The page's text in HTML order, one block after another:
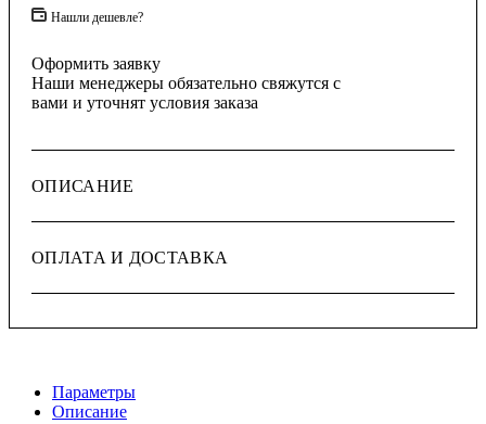
Нашли дешевле?
Оформить заявку
Наши менеджеры обязательно свяжутся с
вами и уточнят условия заказа
ОПИСАНИЕ
ОПЛАТА И ДОСТАВКА
Параметры
Описание